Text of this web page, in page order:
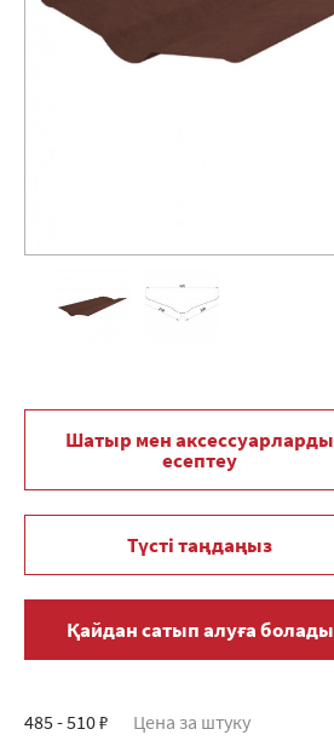
Шатыр мен аксессуарларды
есептеу
Түсті таңдаңыз
Қайдан сатып алуға болады
485 - 510 ₽ Цена за штуку